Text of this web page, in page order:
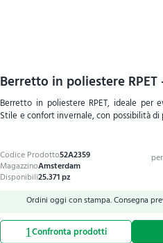
Berretto in poliestere RPET
Berretto in poliestere RPET, ideale per
Stile e confort invernale, con possibilità
Ordini oggi con stampa. Consegna